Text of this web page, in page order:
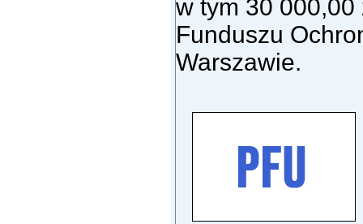
w tym 30 000,00
Funduszu
Warszawie.